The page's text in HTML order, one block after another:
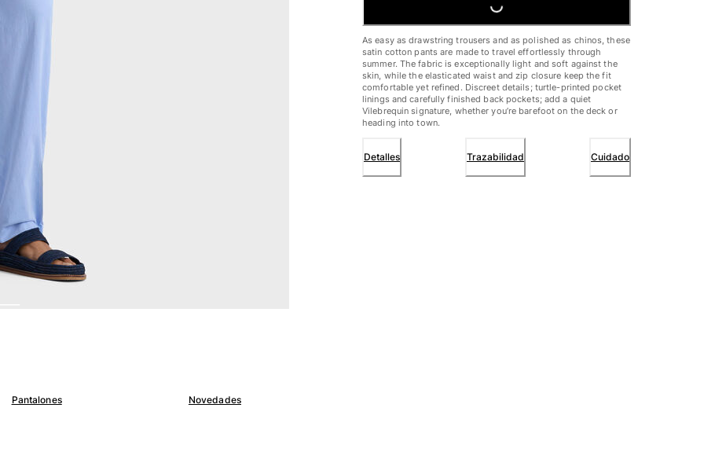
As easy as drawstring trousers and as polished as chinos, these
satin cotton pants are made to travel effortlessly through
summer. The fabric is exceptionally light and soft against the
skin, while the elasticated waist and zip closure keep the fit
comfortable yet refined. Discreet details; turtle-printed pocket
linings and carefully finished back pockets; add a quiet
Vilebrequin signature, whether you’re barefoot on the deck or
heading into town.
Detalles Trazabilidad Cuidado
Pantalones Novedades